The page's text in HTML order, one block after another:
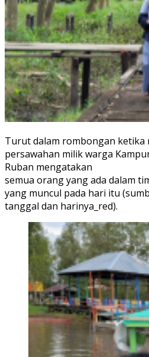
Turut dalam rombongan ketika
persawahan milik warga
Ruban mengatakan
semua orang yang ada dalam
yang muncul pada hari itu
tanggal dan harinya_red).